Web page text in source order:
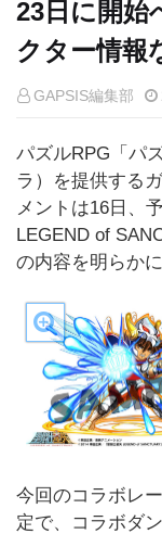
23日に開始
クター情報
GAPSIS編集部
パズルRPG「パ
ラ）を提供する
メントは16日、
LEGEND of
の内容を明らかに
今回のコラボレ
定で、コラボダ